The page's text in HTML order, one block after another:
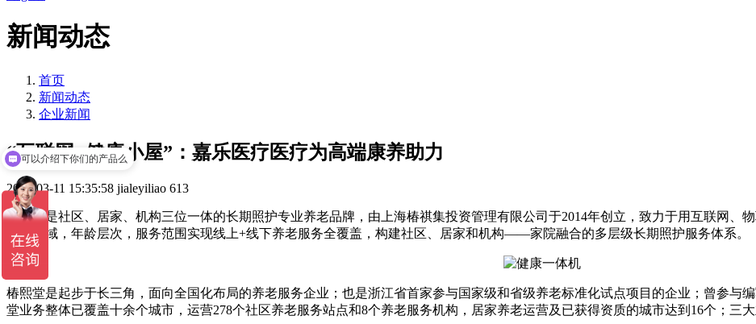
新闻动态
首页
新闻动态
企业新闻
“互联网+健康小屋”：嘉乐医疗医疗为高端康养助力
2022-03-11 15:35:58 jialeyiliao 613
椿熙堂是社区、居家、机构三位一体的长期照护专业养老品牌，由上海椿祺集投资管理有限公司于2014年创立，致力于用互联网、
地理区域，年龄层次，服务范围实现线上+线下养老服务全覆盖，构建社区、居家和机构——家院融合的多层级长期照护服务体系。
椿熙堂是起步于长三角，面向全国化布局的养老服务企业；也是浙江省首家参与国家级和省级养老标准化试点项目的企业；曾参与
堂业务整体已覆盖十余个城市，运营278个社区养老服务站点和8个养老服务机构，居家养老运营及已获得资质的城市达到16个；三
可以介绍下你们的产品么